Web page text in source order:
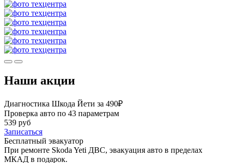
Наши акции
Диагностика Шкода Йети за 490₽
Проверка авто по 43 параметрам
539 руб
Записаться
Бесплатный эвакуатор
При ремонте Skoda Yeti ДВС, эвакуация авто в пределах
МКАД в подарок.